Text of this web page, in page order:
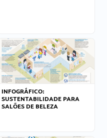
INFOGRÁFICO:
SUSTENTABILIDADE PARA
SALÕES DE BELEZA